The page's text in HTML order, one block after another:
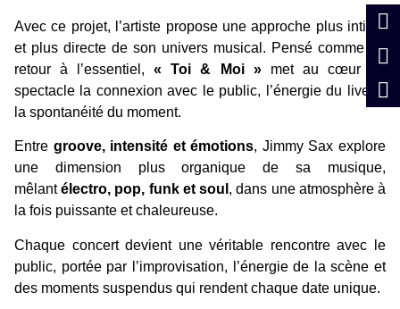
Avec ce projet, l’artiste propose une approche plus intime
et plus directe de son univers musical. Pensé comme un
retour à l’essentiel,« Toi & Moi »met au cœur du
spectacle la connexion avec le public, l’énergie du live et
la spontanéité du moment.
Entre groove, intensité et émotions, Jimmy Sax explore
une dimension plus organique de sa musique,
mêlantélectro, pop, funk et soul , dans une atmosphère à
la fois puissante et chaleureuse.
Chaque concert devient une véritable rencontre avec le
public, portée par l’improvisation, l’énergie de la scène et
des moments suspendus qui rendent chaque date unique.